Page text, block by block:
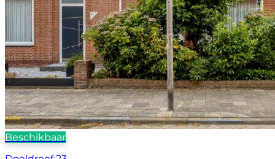
Beschikbaar